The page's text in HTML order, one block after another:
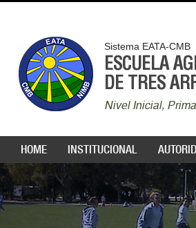
Sistema EATA-CMB
ESCUELA
DE TRES
Nivel Inicial,
HOME INSTITUCIONAL